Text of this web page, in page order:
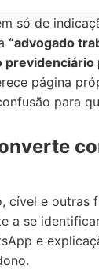
só de
“advogado
previdenciário
página
para
cível e outras
a se
e